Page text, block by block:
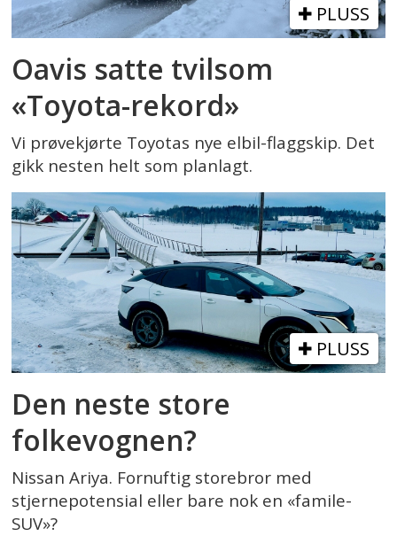
PLUSS
Oavis satte tvilsom
«Toyota-rekord»
Vi prøvekjørte Toyotas nye elbil-flaggskip. Det
gikk nesten helt som planlagt.
PLUSS
Den neste store
folkevognen?
Nissan Ariya. Fornuftig storebror med
stjernepotensial eller bare nok en «famile-
SUV»?